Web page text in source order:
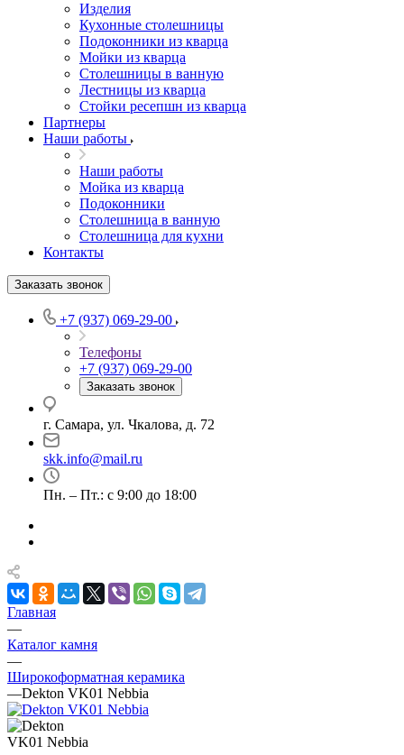
Изделия
Кухонные столешницы
Подоконники из кварца
Мойки из кварца
Столешницы в ванную
Лестницы из кварца
Стойки ресепшн из кварца
Партнеры
Наши работы
Наши работы
Мойка из кварца
Подоконники
Столешница в ванную
Столешница для кухни
Контакты
Заказать звонок
+7 (937) 069-29-00
Телефоны
+7 (937) 069-29-00
Заказать звонок
г. Самара, ул. Чкалова, д. 72
skk.info@mail.ru
Пн. – Пт.: с 9:00 до 18:00
Главная
—
Каталог камня
—
Широкоформатная керамика
—Dekton VK01 Nebbia